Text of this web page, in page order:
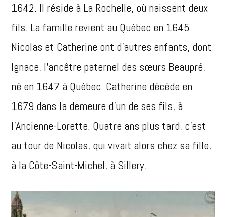
1642. Il réside à La Rochelle, où naissent deux
fils. La famille revient au Québec en 1645.
Nicolas et Catherine ont d’autres enfants, dont
Ignace, l’ancêtre paternel des sœurs Beaupré,
né en 1647 à Québec. Catherine décède en
1679 dans la demeure d’un de ses fils, à
l’Ancienne-Lorette. Quatre ans plus tard, c’est
au tour de Nicolas, qui vivait alors chez sa fille,
à la Côte-Saint-Michel, à Sillery.